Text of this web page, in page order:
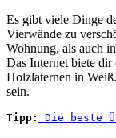
Es gibt viele Dinge
Vierwände zu
Wohnung, als auch
Das Internet biete
Holzlaternen in
sein.
Tipp: Die beste